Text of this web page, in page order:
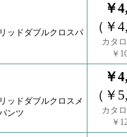
ッドダブルクロスパ
￥
（￥
カタ
￥
ッドダブルクロスメ
ンツ
￥
（￥
カタ
￥